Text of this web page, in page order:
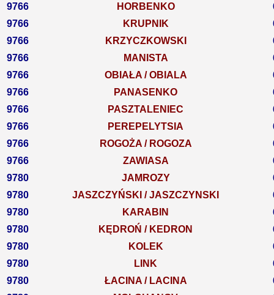
9766
HORBENKO
9766
KRUPNIK
9766
KRZYCZKOWSKI
9766
MANISTA
9766
OBIAŁA / OBIALA
9766
PANASENKO
9766
PASZTALENIEC
9766
PEREPELYTSIA
9766
ROGOŻA / ROGOZA
9766
ZAWIASA
9780
JAMROZY
9780
JASZCZYŃSKI / JASZCZYNSKI
9780
KARABIN
9780
KĘDROŃ / KEDRON
9780
KOLEK
9780
LINK
9780
ŁACINA / LACINA